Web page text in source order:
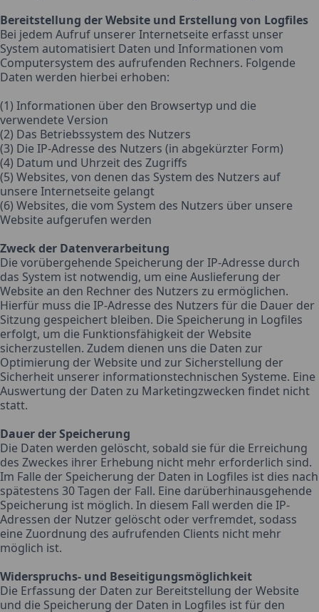
Bereitstellung der Website und Erstellung von Logfiles
Bei jedem Aufruf unserer Internetseite erfasst unser
System automatisiert Daten und Informationen vom
Computersystem des aufrufenden Rechners. Folgende
Daten werden hierbei erhoben:
(1) Informationen über den Browsertyp und die
verwendete Version
(2) Das Betriebssystem des Nutzers
(3) Die IP-Adresse des Nutzers (in abgekürzter Form)
(4) Datum und Uhrzeit des Zugriffs
(5) Websites, von denen das System des Nutzers auf
unsere Internetseite gelangt
(6) Websites, die vom System des Nutzers über unsere
Website aufgerufen werden
Zweck der Datenverarbeitung
Die vorübergehende Speicherung der IP-Adresse durch
das System ist notwendig, um eine Auslieferung der
Website an den Rechner des Nutzers zu ermöglichen.
Hierfür muss die IP-Adresse des Nutzers für die Dauer der
Sitzung gespeichert bleiben. Die Speicherung in Logfiles
erfolgt, um die Funktionsfähigkeit der Website
sicherzustellen. Zudem dienen uns die Daten zur
Optimierung der Website und zur Sicherstellung der
Sicherheit unserer informationstechnischen Systeme. Eine
Auswertung der Daten zu Marketingzwecken findet nicht
statt.
Dauer der Speicherung
Die Daten werden gelöscht, sobald sie für die Erreichung
des Zweckes ihrer Erhebung nicht mehr erforderlich sind.
Im Falle der Speicherung der Daten in Logfiles ist dies nach
spätestens 30 Tagen der Fall. Eine darüberhinausgehende
Speicherung ist möglich. In diesem Fall werden die IP-
Adressen der Nutzer gelöscht oder verfremdet, sodass
eine Zuordnung des aufrufenden Clients nicht mehr
möglich ist.
Widerspruchs- und Beseitigungsmöglichkeit
Die Erfassung der Daten zur Bereitstellung der Website
und die Speicherung der Daten in Logfiles ist für den